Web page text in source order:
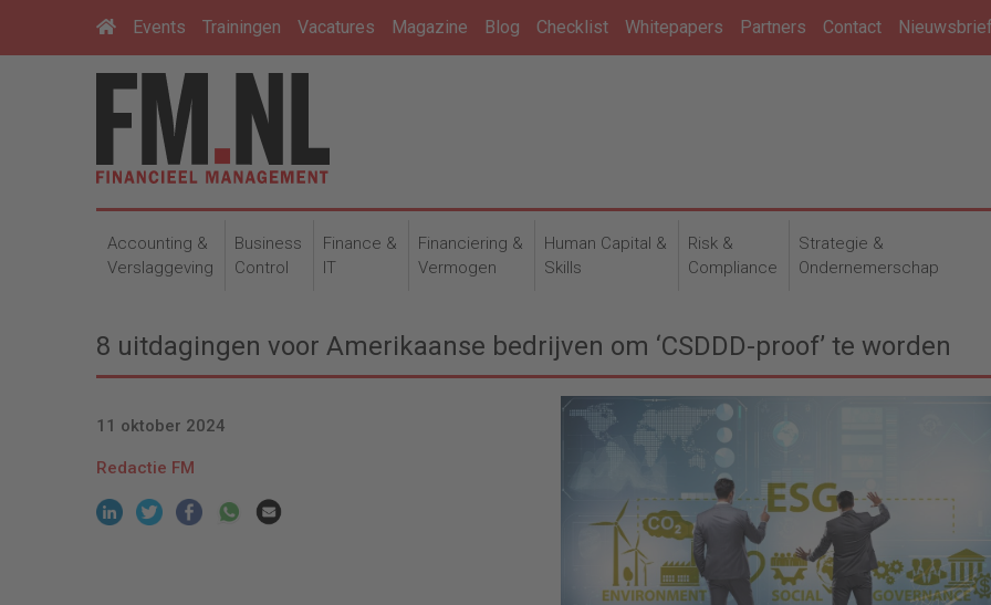
Events Trainingen Vacatures Magazine Blog Checklist Whitepapers Partners Contact
Accounting &
Verslaggeving
Business
Control
Finance &
IT
Financiering &
Vermogen
Human Capital &
Skills
Risk &
Compliance
Strategie &
Ondernemerschap
8 uitdagingen voor Amerikaanse bedrijven om ‘CSDDD-proof’ te worden
11 oktober 2024
Redactie FM